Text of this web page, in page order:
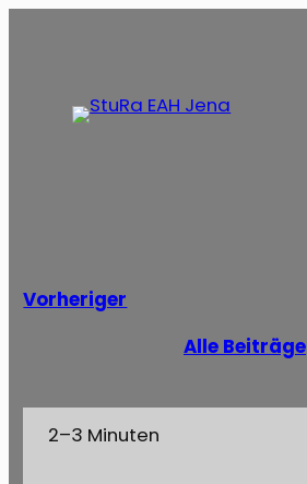
Vorheriger
Alle Beiträge
2–3 Minuten